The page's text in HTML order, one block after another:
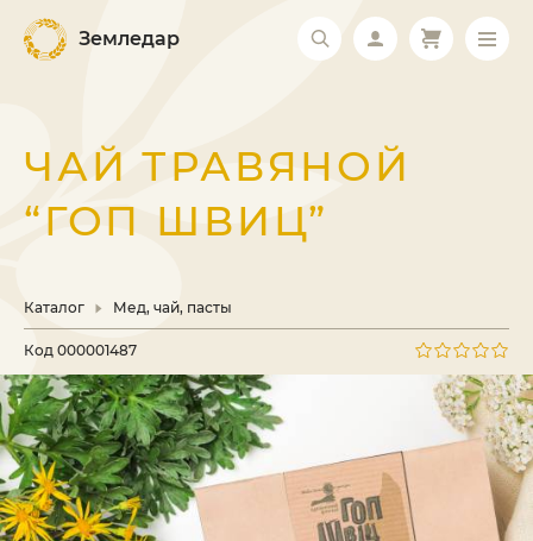
Земледар
ЧАЙ ТРАВЯНОЙ
“ГОП ШВИЦ”
Каталог Мед, чай, пасты
Код 000001487